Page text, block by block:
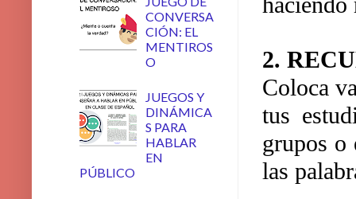
2.
Coloca
tus
grupos o
las
CONVERSA
CIÓN: EL
MENTIROS
O
JUEGOS Y
DINÁMICA
S PARA
HABLAR
EN
PÚBLICO